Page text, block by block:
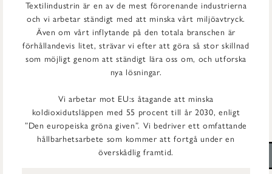
Textilindustrin är en av de mest förorenande industrierna
och vi arbetar ständigt med att minska vårt miljöavtryck.
Även om vårt inflytande på den totala branschen är
förhållandevis litet, strävar vi efter att göra så stor skillnad
som möjligt genom att ständigt lära oss om, och utforska
nya lösningar.
Vi arbetar mot EU:s åtagande att minska
koldioxidutsläppen med 55 procent till år 2030, enligt
”Den europeiska gröna given”. Vi bedriver ett omfattande
hållbarhetsarbete som kommer att fortgå under en
överskådlig framtid.